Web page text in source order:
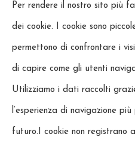
Per rendere il nostro sito più
dei cookie. I cookie sono
permettono di confrontare i
di capire come gli utenti
Utilizziamo i dati raccolti
l’esperienza di navigazione
futuro.I cookie non registrano